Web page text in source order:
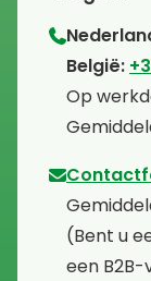
⁠België:
⁠⁠Op
⁠(Bent u
een